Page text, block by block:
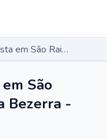
Pneumologista em São Raimundo do Doca Bezerra - MA
São
Bezerra -